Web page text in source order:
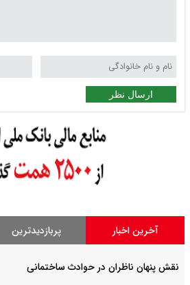
ارسال نظر
آخرین اخبار پربازدیدترین
نقش پنهان ناظران در حوادث ساختمانی